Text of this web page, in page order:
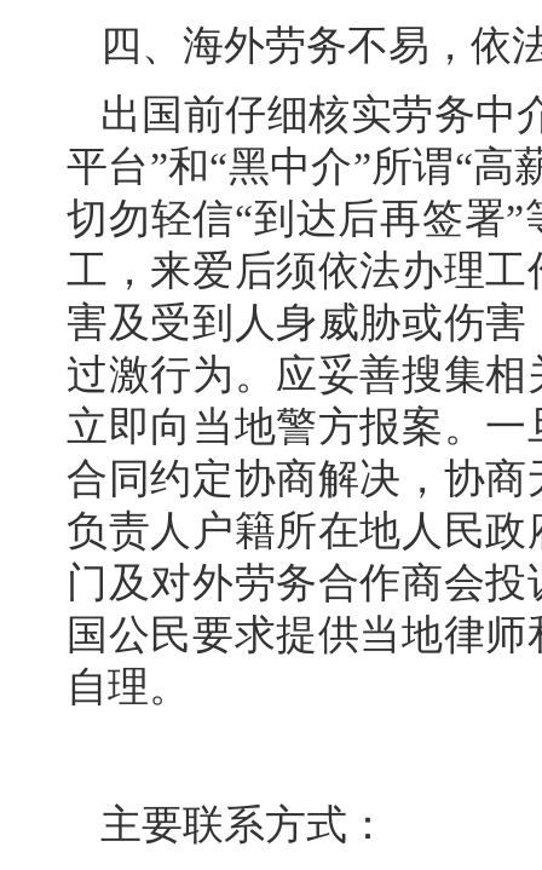
四、海外劳务不易，依
出国前仔细核实劳务中
平台”和“黑中介”所谓“
切勿轻信“到达后再签署
工，来爱后须依法办理
害及受到人身威胁或伤
过激行为。应妥善搜集
立即向当地警方报案。
合同约定协商解决，协
负责人户籍所在地人民
门及对外劳务合作商会
国公民要求提供当地律
自理。
主要联系方式：